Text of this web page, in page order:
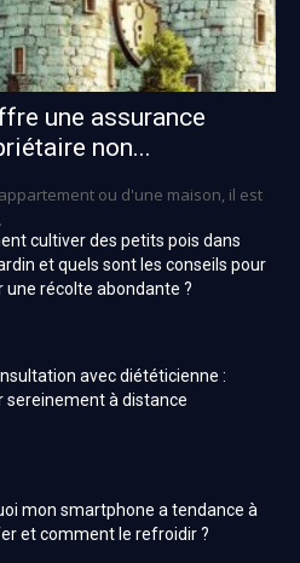
une assurance
non...
ou d'une maison, il est
cultiver des petits pois dans
et quels sont les conseils pour
une récolte abondante ?
avec diététicienne :
sereinement à distance
mon smartphone a tendance à
et comment le refroidir ?